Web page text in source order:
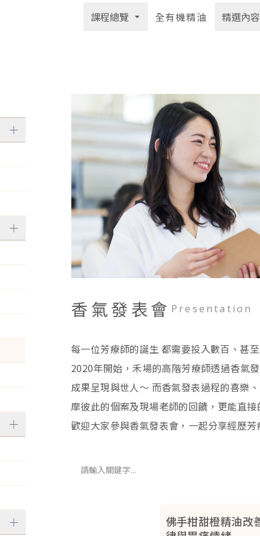
課程總覽 全有機精油 精選內容
香氣發表會 Presentation
每一位芳療師的誕生 都需要投入數百、甚
2020年開始，禾場的高階芳療師透過香氣
成果呈現與世人～ 而香氣發表過程的喜樂
摩彼此的個案及現場老師的回饋，更能直接
歡迎大家參與香氣發表會，一起分享經歷
佛手柑甜橙精油改